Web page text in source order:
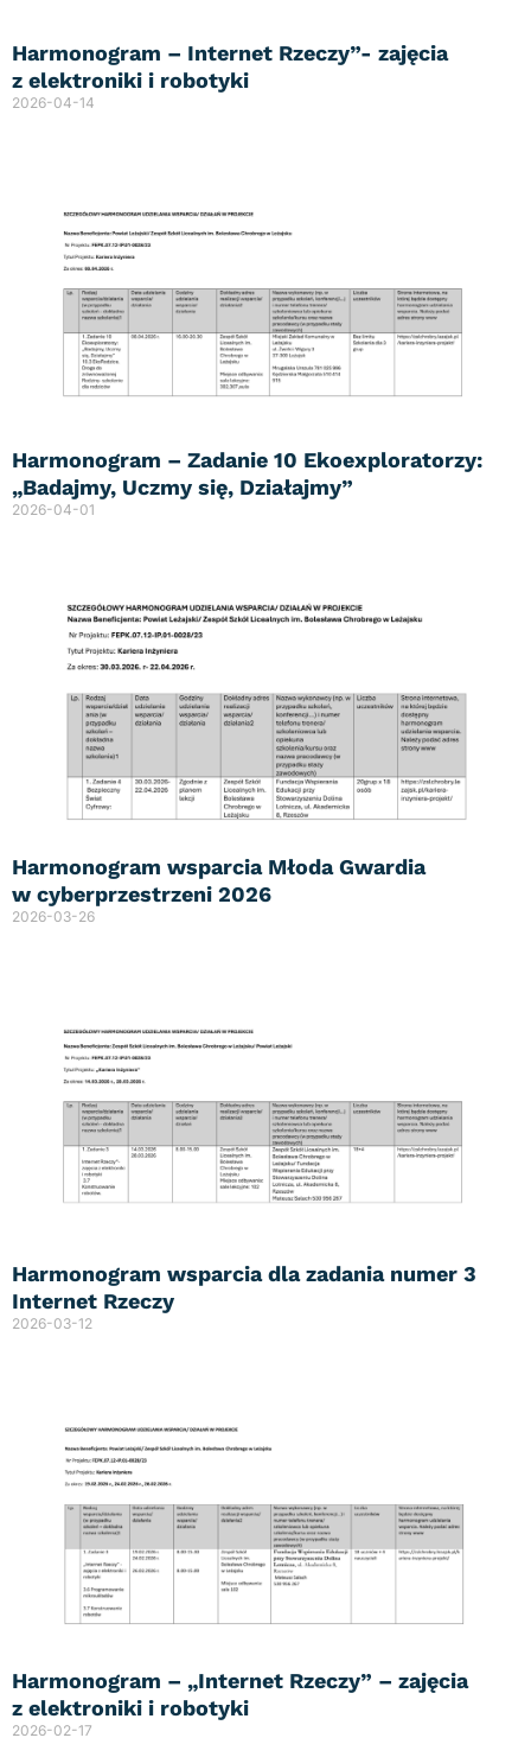
Harmonogram – Internet Rzeczy”- zajęcia
z elektroniki i robotyki
2026-04-14
Harmonogram – Zadanie 10 Ekoexploratorzy:
„Badajmy, Uczmy się, Działajmy”
2026-04-01
Harmonogram wsparcia Młoda Gwardia
w cyberprzestrzeni 2026
2026-03-26
Harmonogram wsparcia dla zadania numer 3
Internet Rzeczy
2026-03-12
Harmonogram – „Internet Rzeczy” – zajęcia
z elektroniki i robotyki
2026-02-17